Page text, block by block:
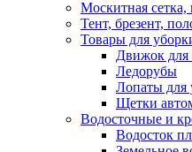
Москитная
Тент, брезент,
Товары для
Движок для
Ледорубы
Лопаты для
Щетки
Водосточные и
Водосток